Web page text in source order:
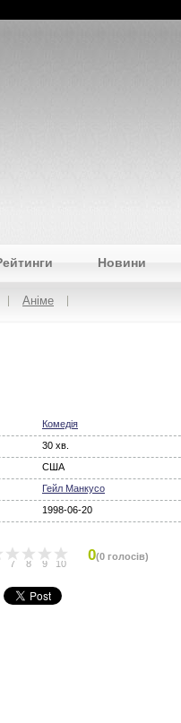
Новини
Аніме
Комедія
30 хв.
США
Гейл Манкусо
1998-06-20
7 8 9 10 0(0 голосів)